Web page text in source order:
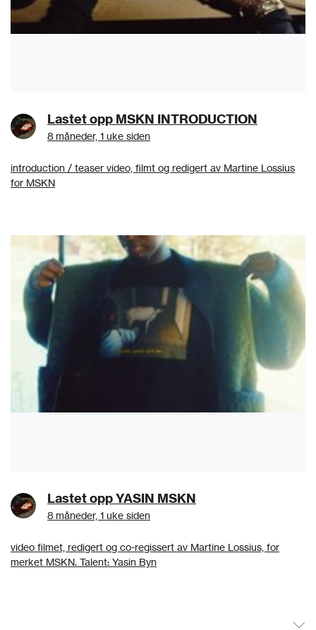
Lastet opp MSKN INTRODUCTION
8 måneder, 1 uke siden
introduction / teaser video, filmt og redigert av Martine Lossius
for MSKN
Lastet opp YASIN MSKN
8 måneder, 1 uke siden
video filmet, redigert og co-regissert av Martine Lossius, for
merket MSKN. Talent: Yasin Byn